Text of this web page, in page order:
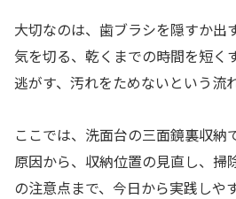
大切なのは、歯ブラシを隠すか出
気を切る、乾くまでの時間を短く
逃がす、汚れをためないという流
ここでは、洗面台の三面鏡裏収納
原因から、収納位置の見直し、掃
の注意点まで、今日から実践しや